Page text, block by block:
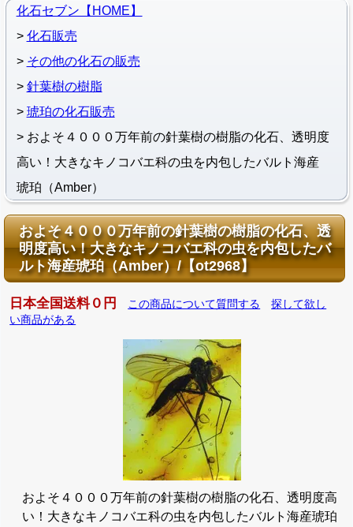
化石セブン【HOME】
化石販売
その他の化石の販売
針葉樹の樹脂
琥珀の化石販売
およそ４０００万年前の針葉樹の樹脂の化石、透明度
高い！大きなキノコバエ科の虫を内包したバルト海産
琥珀（Amber）
およそ４０００万年前の針葉樹の樹脂の化石、透
明度高い！大きなキノコバエ科の虫を内包したバ
ルト海産琥珀（Amber）/【ot2968】
日本全国送料０円 この商品について質問する
探して欲し
い商品がある
およそ４０００万年前の針葉樹の樹脂の化石、透明度高
い！大きなキノコバエ科の虫を内包したバルト海産琥珀